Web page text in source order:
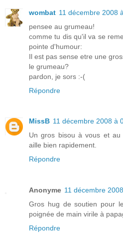
wombat 11 décembre 2008
pensee au grumeau!
comme tu dis qu'il va se
pointe d'humour:
Il est pas sense etre une
le grumeau?
pardon, je sors :-(
Répondre
MissB 11 décembre 2008 à
Un gros bisou à vous et
aille bien rapidement.
Répondre
Anonyme 11 décembre
Gros hug de soutien pour
poignée de main virile à
Répondre